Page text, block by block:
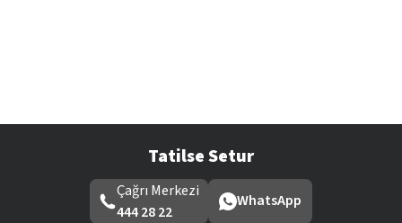
Tatilse Setur
Çağrı Merkezi
444 28 22
WhatsApp